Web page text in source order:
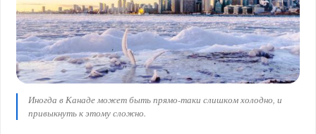
Иногда в Канаде может быть прямо-таки слишком холодно, и
привыкнуть к этому сложно.